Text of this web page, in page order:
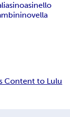
asinoasinello
novella
Content to Lulu